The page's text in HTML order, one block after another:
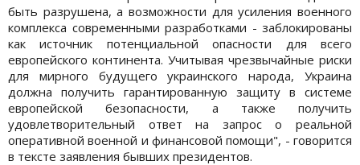
быть разрушена, а возможности для усиления военного
комплекса современными разработками - заблокированы
как источник потенциальной опасности для всего
европейского континента. Учитывая чрезвычайные риски
для мирного будущего украинского народа, Украина
должна получить гарантированную защиту в системе
европейской безопасности, а также получить
удовлетворительный ответ на запрос о реальной
оперативной военной и финансовой помощи", - говорится
в тексте заявления бывших президентов.